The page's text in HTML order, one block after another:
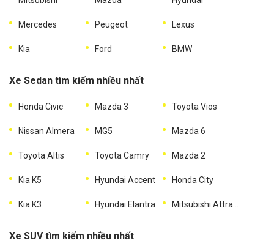
Mercedes Peugeot Lexus
Kia Ford BMW
Xe Sedan tìm kiếm nhiều nhất
Honda Civic Mazda 3 Toyota Vios
Nissan Almera MG5 Mazda 6
Toyota Altis Toyota Camry Mazda 2
Kia K5 Hyundai Accent Honda City
Kia K3 Hyundai Elantra
Xe SUV tìm kiếm nhiều nhất